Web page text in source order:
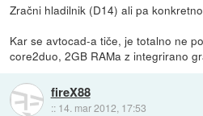
Zračni hladilnik (D14) ali pa
Kar se avtocad-a tiče, je totalno ne
core2duo, 2GB RAMa z integrirano
fireX88
:: 14. mar 2012, 17:53